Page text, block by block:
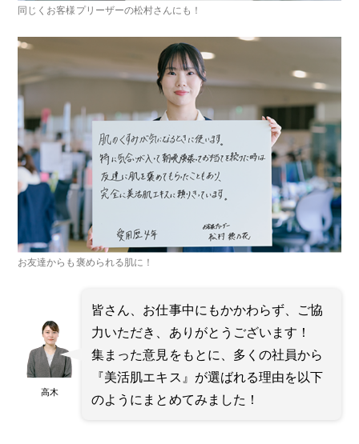
同じくお客様プリーザーの松村さんにも！
お友達からも褒められる肌に！
高木
皆さん、お仕事中にもかかわらず、ご協
力いただき、ありがとうございます！
集まった意見をもとに、多くの社員から
『美活肌エキス』が選ばれる理由を以下
のようにまとめてみました！